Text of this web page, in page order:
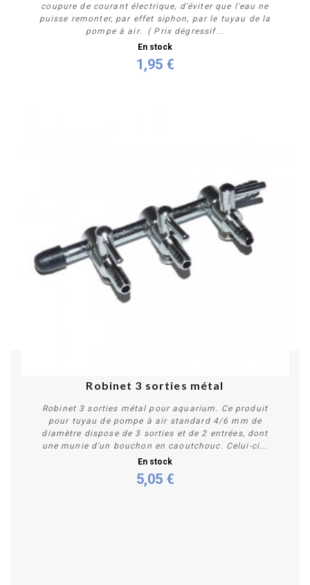
coupure de courant électrique, d'éviter que l'eau ne
puisse remonter, par effet siphon, par le tuyau de la
pompe à air. ( Prix dégressif...
En stock
1,95 €
Robinet 3 sorties métal
Robinet 3 sorties métal pour aquarium. Ce produit
pour tuyau de pompe à air standard 4/6 mm de
diamètre dispose de 3 sorties et de 2 entrées, dont
une munie d'un bouchon en caoutchouc. Celui-ci...
En stock
5,05 €